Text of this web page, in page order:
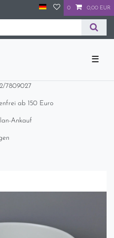
0 0,00 EUR
☰
7809027
ab 150 Euro
Ankauf